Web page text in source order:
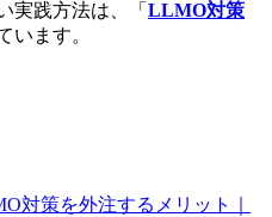
実践方法は、「 LLMO対策
います。
対策を外注するメリット｜